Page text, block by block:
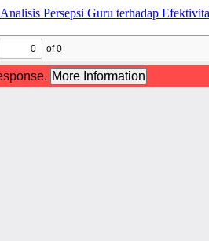
Analisis Persepsi Guru terhadap